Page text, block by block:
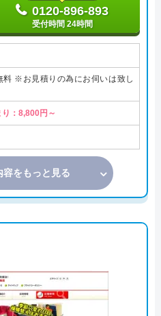
0120-896-893
受付時間 24時間
料 ※お見積りの為にお伺いは致し
り：8,800円～
容をもっと見る